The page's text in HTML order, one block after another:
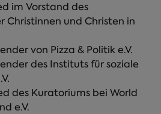
im Vorstand des
Christinnen und Christen in
von Pizza & Politik e.V.
des Instituts für soziale
des Kuratoriums bei World
e.V.